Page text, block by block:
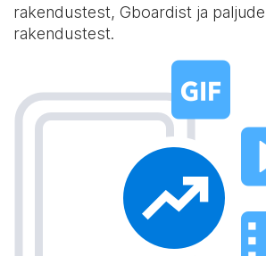
rakendustest, Gboardist ja
rakendustest.